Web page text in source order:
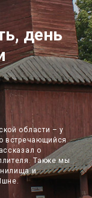
день
области – у
встречающийся
о
Также мы
и